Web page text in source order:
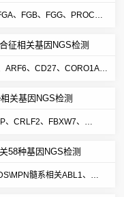
、FGB、FGG、PROC、
征相关基因NGS检测
ARF6、CD27、CORO1A、
LYST、PRF1、RAB2...
关基因NGS检测
、CRLF2、FBXW7、
、NOTCH1、
...
58种基因NGS检测
髓系相关ABL1、